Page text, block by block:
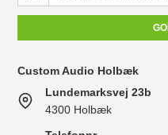
Custom Audio Holbæk
Lundemarksvej 23b
4300 Holbæk